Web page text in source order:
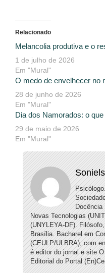
Relacionado
Melancolia produtiva e o
1 de julho de 2026
Em "Mural"
O medo de envelhecer no
28 de junho de 2026
Em "Mural"
Dia dos Namorados: o
29 de maio de 2026
Em "Mural"
Docência
Novas Tecnologias
(UNYLEYA-DF).
Brasília. Bacharel em
(CEULP/ULBRA), com
é editor do jornal e site
Editorial do Portal